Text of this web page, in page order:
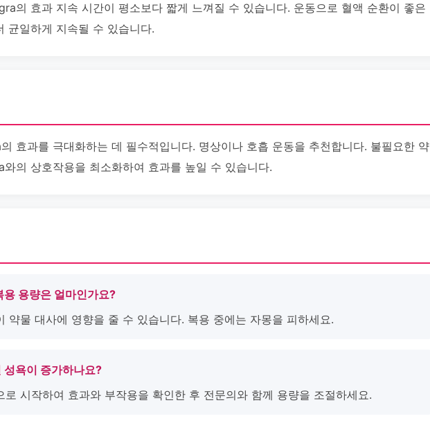
의 효과 지속 시간이 평소보다 짧게 느껴질 수 있습니다. 운동으로 혈액 순환이 좋은
균일하게 지속될 수 있습니다.
효과를 극대화하는 데 필수적입니다. 명상이나 호흡 운동을 추천합니다. 불필요한 약
의 상호작용을 최소화하여 효과를 높일 수 있습니다.
용량은 얼마인가요?
약물 대사에 영향을 줄 수 있습니다. 복용 중에는 자몽을 피하세요.
욕이 증가하나요?
로 시작하여 효과와 부작용을 확인한 후 전문의와 함께 용량을 조절하세요.